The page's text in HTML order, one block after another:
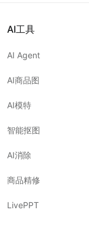
AI工具
AI Agent
AI商品图
AI模特
智能抠图
AI消除
商品精修
LivePPT